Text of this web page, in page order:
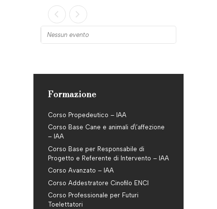
Nessun evento
Formazione
Corso Propedeutico – IAA
Corso Base Cane e animali d\’affezione
– IAA
Corso Base per Responsabile di
Progetto e Referente di Intervento – IAA
Corso Avanzato – IAA
Corso Addestratore Cinofilo ENCI
Corso Professionale per Futuri
Toelettatori